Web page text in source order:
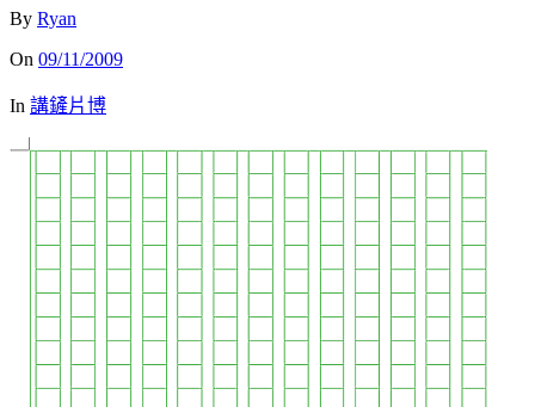
By Ryan
On 09/11/2009
In 講鏟片博